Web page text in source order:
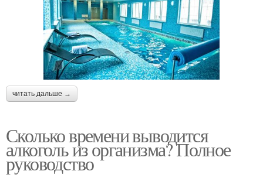
читать дальше →
Сколько времени выводится
алкоголь из организма? Полное
руководство